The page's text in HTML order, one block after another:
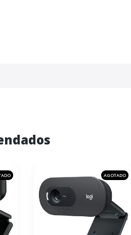
AGOTADO